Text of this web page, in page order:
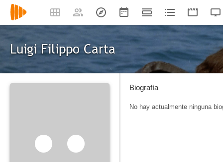
Luigi Filippo Carta
Biografía
No hay actualmente ninguna